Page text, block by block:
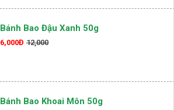
Bánh Bao Đậu Xanh 50g
6,000Đ 12,000
Bánh Bao Khoai Môn 50g